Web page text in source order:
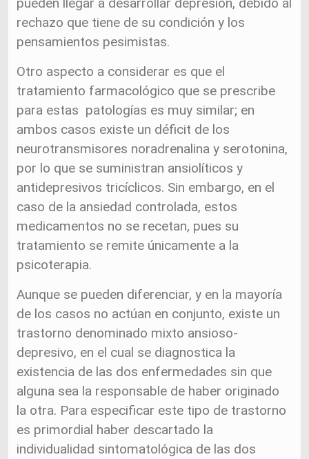
rechazo que tiene de su condición y los
pensamientos pesimistas.
Otro aspecto a considerar es que el
tratamiento farmacológico que se prescribe
para estas patologías es muy similar; en
ambos casos existe un déficit de los
neurotransmisores noradrenalina y serotonina,
por lo que se suministran ansiolíticos y
antidepresivos tricíclicos. Sin embargo, en el
caso de la ansiedad controlada, estos
medicamentos no se recetan, pues su
tratamiento se remite únicamente a la
psicoterapia.
Aunque se pueden diferenciar, y en la mayoría
de los casos no actúan en conjunto, existe un
trastorno denominado mixto ansioso-
depresivo, en el cual se diagnostica la
existencia de las dos enfermedades sin que
alguna sea la responsable de haber originado
la otra. Para especificar este tipo de trastorno
es primordial haber descartado la
individualidad sintomatológica de las dos